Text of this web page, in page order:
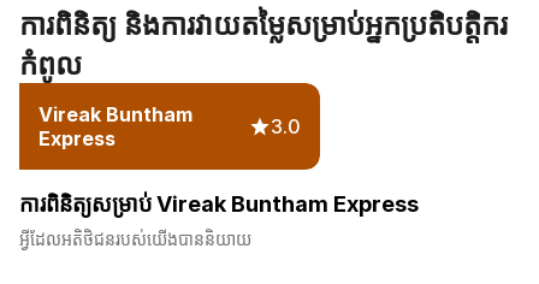
ការពិនិត្យ និងការវាយតម្លៃសម្រាប់អ្នកប្រតិបត្តិករ
កំពូល
Vireak Buntham
Express
3.0
ការពិនិត្យសម្រាប់ Vireak Buntham Express
អ្វីដែលអតិថិជនរបស់យើងបាននិយាយ